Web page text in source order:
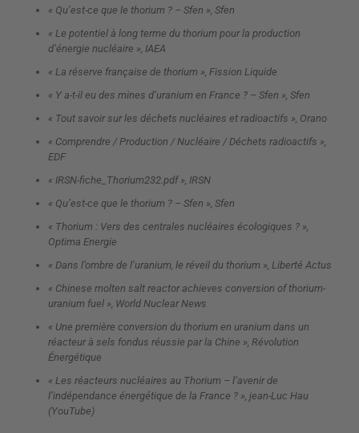
« Qu’est-ce que le thorium ? – Sfen », Sfen
« Le potentiel à long terme du thorium pour la production
d’énergie nucléaire », IAEA
« La réserve française de thorium », Fission Liquide
« Y a-t-il eu des mines d’uranium en France ? – Sfen », Sfen
« Tout savoir sur les déchets nucléaires et radioactifs », Orano
« Comprendre / Production / Nucléaire / Déchets radioactifs »,
EDF
« IRSN-fiche_Thorium232.pdf », IRSN
« Qu’est-ce que le thorium ? – Sfen », Sfen
« Thorium : Vers des centrales nucléaires écologiques ? »,
Optima Energie
« Dans l’ombre de l’uranium, le réveil du thorium », Liberté Actus
« Chinese molten salt reactor achieves conversion of thorium-
uranium fuel », World Nuclear News
« Une première conversion du thorium en uranium dans un
réacteur à sels fondus réussie par la Chine », Révolution
Énergétique
« Les réacteurs nucléaires au Thorium – l’avenir de
l’indépendance énergétique de la France ? », jean-Luc Hau
(YouTube)